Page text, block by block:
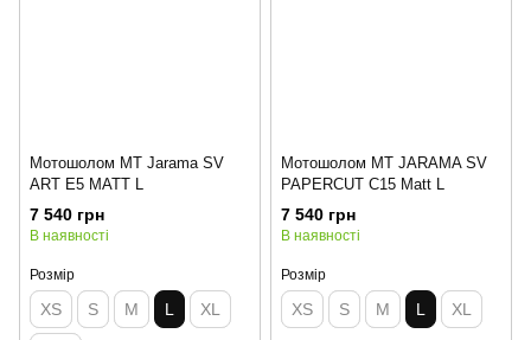
Мотошолом MT Jarama SV
ART E5 MATT L
7 540 грн
В наявності
Розмір
XS S M L XL
Мотошолом MT JARAMA SV
PAPERCUT C15 Matt L
7 540 грн
В наявності
Розмір
XS S M L XL